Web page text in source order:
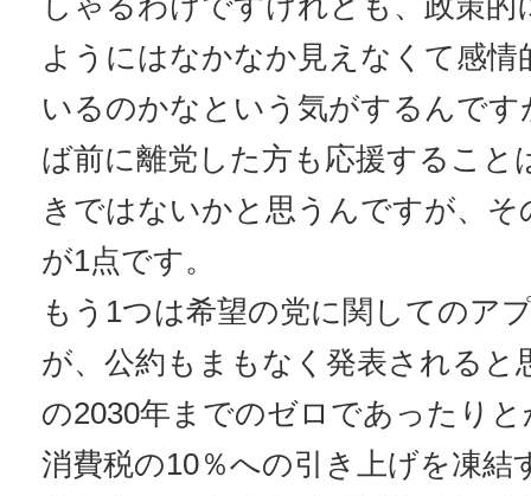
ようにはなかなか見えなくて感情
いるのかなという気がするんです
ば前に離党した方も応援すること
きではないかと思うんですが、
が1点です。
もう1つは希望の党に関してのア
が、公約もまもなく発表されると
の2030年までのゼロであったりと
消費税の10％への引き上げを凍結